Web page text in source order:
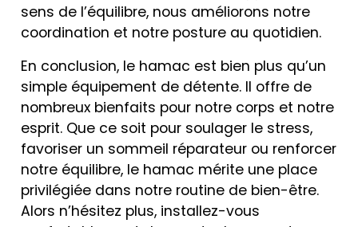
sens de l’équilibre, nous améliorons notre
coordination et notre posture au quotidien.
En conclusion, le hamac est bien plus qu’un
simple équipement de détente. Il offre de
nombreux bienfaits pour notre corps et notre
esprit. Que ce soit pour soulager le stress,
favoriser un sommeil réparateur ou renforcer
notre équilibre, le hamac mérite une place
privilégiée dans notre routine de bien-être.
Alors n’hésitez plus, installez-vous